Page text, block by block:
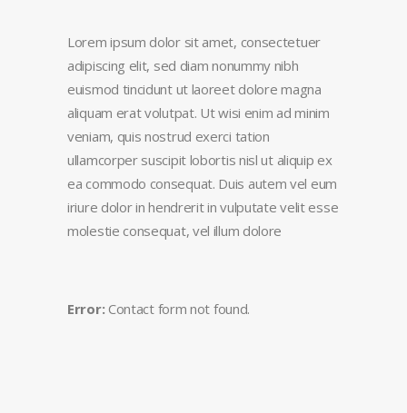
Lorem ipsum dolor sit amet, consectetuer
adipiscing elit, sed diam nonummy nibh
euismod tincidunt ut laoreet dolore magna
aliquam erat volutpat. Ut wisi enim ad minim
veniam, quis nostrud exerci tation
ullamcorper suscipit lobortis nisl ut aliquip ex
ea commodo consequat. Duis autem vel eum
iriure dolor in hendrerit in vulputate velit esse
molestie consequat, vel illum dolore
Error: Contact form not found.